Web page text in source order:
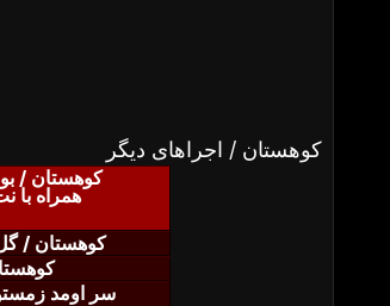
کوهستان / اجراهای دیگر
کوهستان /
همراه با
کوهستان / گل
سر اومد